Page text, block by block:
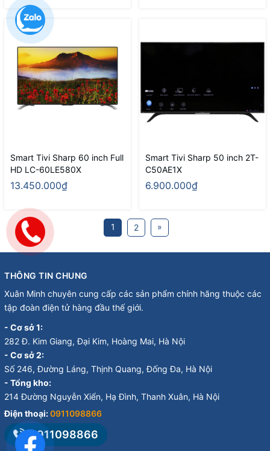
Smart Tivi Sharp 60 inch Full
HD LC-60LE580X
13.450.000₫
Smart Tivi Sharp 50 inch 2T-
C50AE1X
6.900.000₫
1 2 »
THÔNG TIN CHUNG
Xuân Minh chuyên cung cấp các sản phẩm chính hãng thuộc các
tập đoàn điện tử hàng đầu thế giới.
- Cơ sở 1:
282 Đ. Kim Giang, Đại Kim, Hoàng Mai, Hà Nội
- Cơ sở 2:
Số 246, Đường Láng, Thịnh Quang, Đống Đa, Hà Nội
- Tổng kho:
214 Đường Nguyễn Xiển, Hạ Đình, Thanh Xuân, Hà Nội
Điện thoại:0911098866
0911098866